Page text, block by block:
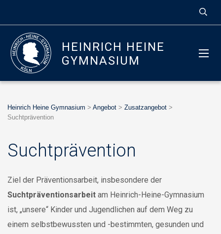
HEINRICH HEINE
GYMNASIUM
Heinrich Heine Gymnasium > Angebot > Zusatzangebot >
Suchtprävention
Suchtprävention
Ziel der Präventionsarbeit, insbesondere der
Suchtpräventionsarbeit am Heinrich-Heine-Gymnasium
ist, „unsere“ Kinder und Jugendlichen auf dem Weg zu
einem selbstbewussten und -bestimmten, gesunden und